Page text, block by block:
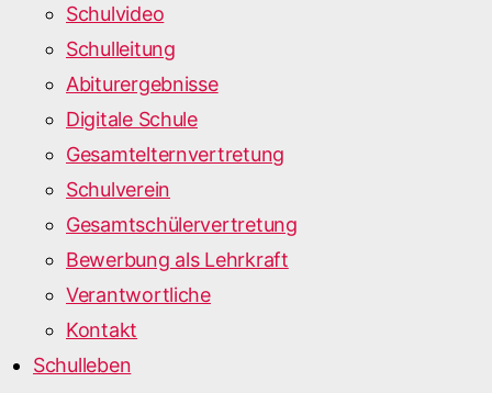
Schulvideo
Schulleitung
Abiturergebnisse
Digitale Schule
Gesamtelternvertretung
Schulverein
Gesamtschülervertretung
Bewerbung als Lehrkraft
Verantwortliche
Kontakt
Schulleben